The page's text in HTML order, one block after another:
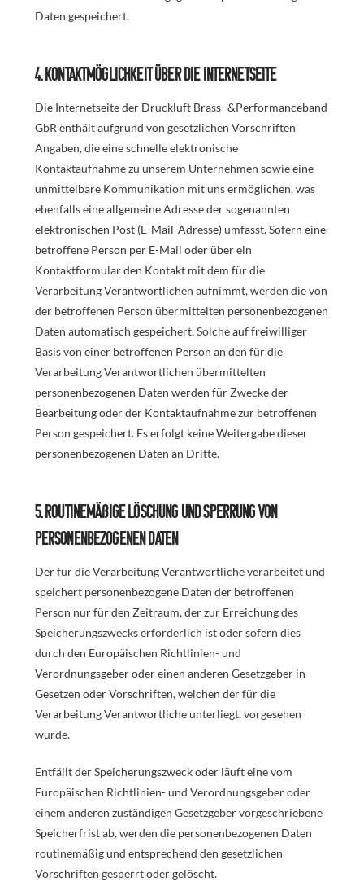
Daten gespeichert.
4. Kontaktmöglichkeit über die Internetseite
Die Internetseite der Druckluft Brass- &Performanceband
GbR enthält aufgrund von gesetzlichen Vorschriften
Angaben, die eine schnelle elektronische
Kontaktaufnahme zu unserem Unternehmen sowie eine
unmittelbare Kommunikation mit uns ermöglichen, was
ebenfalls eine allgemeine Adresse der sogenannten
elektronischen Post (E-Mail-Adresse) umfasst. Sofern eine
betroffene Person per E-Mail oder über ein
Kontaktformular den Kontakt mit dem für die
Verarbeitung Verantwortlichen aufnimmt, werden die von
der betroffenen Person übermittelten personenbezogenen
Daten automatisch gespeichert. Solche auf freiwilliger
Basis von einer betroffenen Person an den für die
Verarbeitung Verantwortlichen übermittelten
personenbezogenen Daten werden für Zwecke der
Bearbeitung oder der Kontaktaufnahme zur betroffenen
Person gespeichert. Es erfolgt keine Weitergabe dieser
personenbezogenen Daten an Dritte.
5. Routinemäßige Löschung und Sperrung von
personenbezogenen Daten
Der für die Verarbeitung Verantwortliche verarbeitet und
speichert personenbezogene Daten der betroffenen
Person nur für den Zeitraum, der zur Erreichung des
Speicherungszwecks erforderlich ist oder sofern dies
durch den Europäischen Richtlinien- und
Verordnungsgeber oder einen anderen Gesetzgeber in
Gesetzen oder Vorschriften, welchen der für die
Verarbeitung Verantwortliche unterliegt, vorgesehen
wurde.
Entfällt der Speicherungszweck oder läuft eine vom
Europäischen Richtlinien- und Verordnungsgeber oder
einem anderen zuständigen Gesetzgeber vorgeschriebene
Speicherfrist ab, werden die personenbezogenen Daten
routinemäßig und entsprechend den gesetzlichen
Vorschriften gesperrt oder gelöscht.